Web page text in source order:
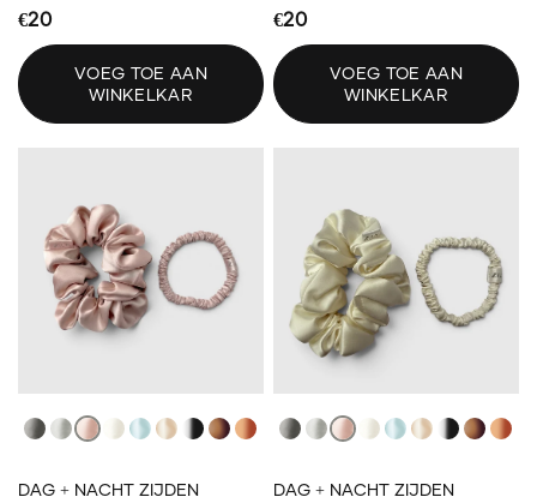
€20
VOEG TOE AAN
WINKELKAR
€20
VOEG TOE AAN
WINKELKAR
DAG + NACHT ZIJDEN
Dark GrayLight GrayLight PinkIvoryLight BlueBlonde
Black
BrownAuburn
DAG + NACHT ZIJDEN
Dark GrayLight GrayLight PinkIvoryLight BlueBlonde
Black
Brown